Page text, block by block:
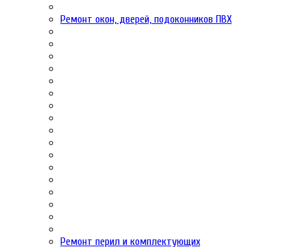
Ремонт окон, дверей, подоконников ПВХ
Ремонт перил и комплектующих